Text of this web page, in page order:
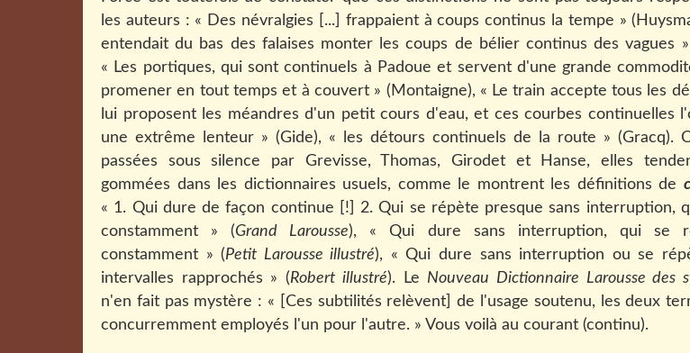
les auteurs : « Des névralgies [...] frappaient à coups continus la tempe »
entendait du bas des falaises monter les coups de bélier continus des vagues
« Les portiques, qui sont continuels à Padoue et servent d'une grande
promener en tout temps et à couvert » (Montaigne), « Le train accepte tous les
lui proposent les méandres d'un petit cours d'eau, et ces courbes continuelles
une extrême lenteur » (Gide), « les détours continuels de la route » (Gracq).
passées sous silence par Grevisse, Thomas, Girodet et Hanse, elles
gommées dans les dictionnaires usuels, comme le montrent les définitions de
« 1. Qui dure de façon continue [!] 2. Qui se répète presque sans interruption,
constamment » (Grand Larousse), «Qui dure sans interruption, qui se
constamment » (Petit Larousse illustré), «Qui dure sans interruption ou se
intervalles rapprochés » (Robert illustré). Le Nouveau Dictionnaire Larousse des
n'en fait pas mystère : « [Ces subtilités relèvent] de l'usage soutenu, les deux
concurremment employés l'un pour l'autre. » Vous voilà au courant (continu).